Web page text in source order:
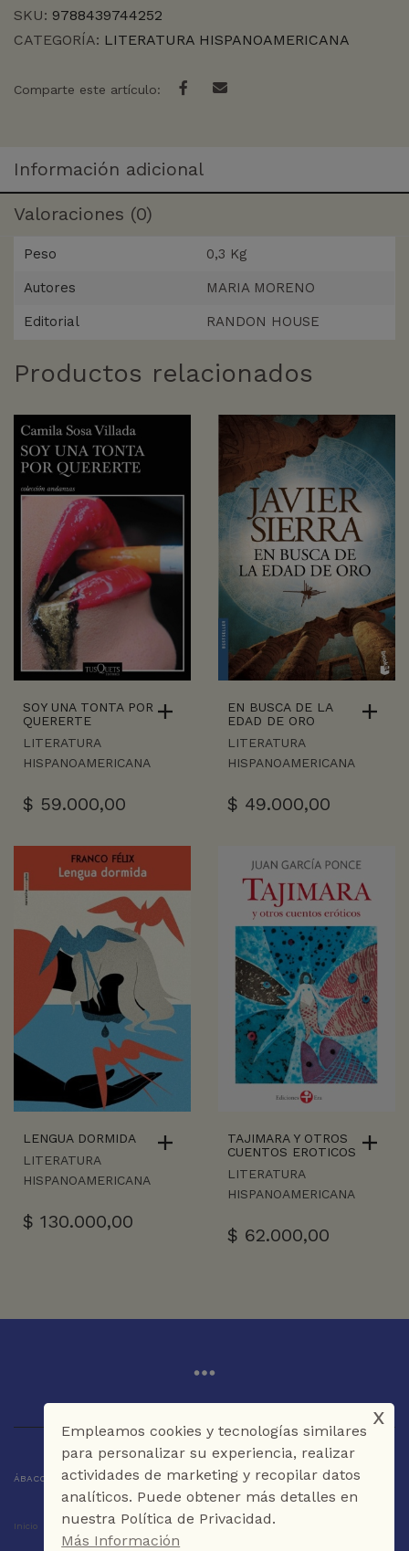
SKU: 9788439744252
CATEGORÍA: LITERATURA HISPANOAMERICANA
Comparte este artículo:
Información adicional
Valoraciones (0)
Peso 0,3 Kg
Autores MARIA MORENO
Editorial RANDON HOUSE
Productos relacionados
SOY UNA TONTA POR
QUERERTE
LITERATURA
HISPANOAMERICANA
$ 59.000,00
EN BUSCA DE LA
EDAD DE ORO
LITERATURA
HISPANOAMERICANA
$ 49.000,00
LENGUA DORMIDA
LITERATURA
HISPANOAMERICANA
$ 130.000,00
TAJIMARA Y OTROS
CUENTOS EROTICOS
LITERATURA
HISPANOAMERICANA
$ 62.000,00
ÁBACO LIBROS Y CAFÉ © 2025 CARTAGENA DE INDIAS - COLOMBIA
Inicio Tienda La Librería Galería Café Contáctenos
Empleamos cookies y tecnologías similares
para personalizar su experiencia, realizar
actividades de marketing y recopilar datos
analíticos. Puede obtener más detalles en
nuestra Política de Privacidad.
Más Información
x